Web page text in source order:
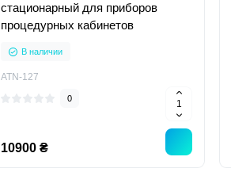
стационарный для приборов
процедурных кабинетов
В наличии
ATN-127
0
10900 ₴